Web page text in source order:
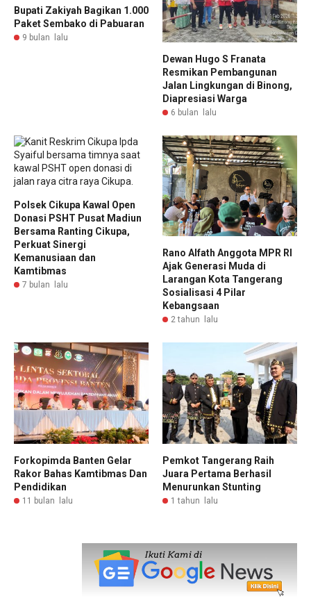
Bupati Zakiyah Bagikan 1.000
Paket Sembako di Pabuaran
9 bulan lalu
Dewan Hugo S Franata
Resmikan Pembangunan
Jalan Lingkungan di Binong,
Diapresiasi Warga
6 bulan lalu
Polsek Cikupa Kawal Open
Donasi PSHT Pusat Madiun
Bersama Ranting Cikupa,
Perkuat Sinergi
Kemanusiaan dan
Kamtibmas
7 bulan lalu
Rano Alfath Anggota MPR RI
Ajak Generasi Muda di
Larangan Kota Tangerang
Sosialisasi 4 Pilar
Kebangsaan
2 tahun lalu
Forkopimda Banten Gelar
Rakor Bahas Kamtibmas Dan
Pendidikan
11 bulan lalu
Pemkot Tangerang Raih
Juara Pertama Berhasil
Menurunkan Stunting
1 tahun lalu